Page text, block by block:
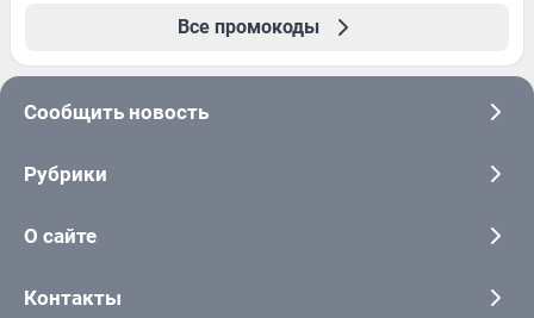
Все промокоды
Сообщить новость
Рубрики
О сайте
Контакты